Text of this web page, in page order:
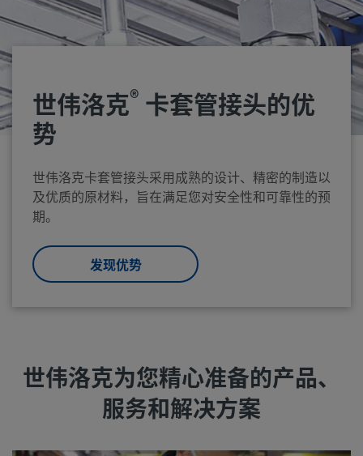
世伟洛克® 卡套管接头的优
势
世伟洛克卡套管接头采用成熟的设计、精密的制造以
及优质的原材料，旨在满足您对安全性和可靠性的预
期。
发现优势
世伟洛克为您精心准备的产品、
服务和解决方案